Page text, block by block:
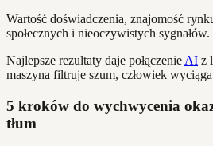
Wartość doświadczenia, znajomość
społecznych i nieoczywistych sygnałów.
Najlepsze rezultaty daje połączenie AI z
maszyna filtruje szum, człowiek
5 kroków do wychwycenia
tłum